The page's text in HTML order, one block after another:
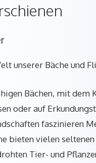
unserer Bäche und
Bächen, mit dem
oder auf
faszinieren
bieten vielen
Tier- und